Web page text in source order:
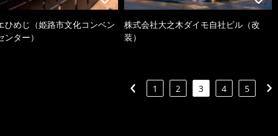
ひめじ（姫路市文化コンベン
ター）
株式会社大之木ダイモ自社ビル（改
装）
1 2 3 4 5